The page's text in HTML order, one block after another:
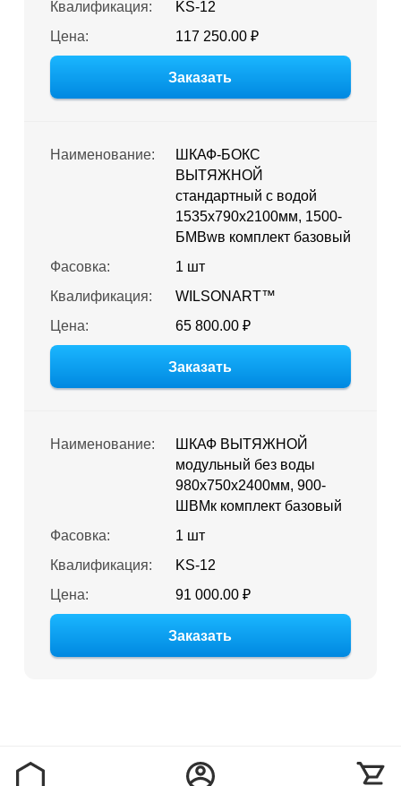
Квалификация:
KS-12
Цена:
117 250.00 ₽
Заказать
Наименование:
ШКАФ-БОКС
ВЫТЯЖНОЙ
стандартный с водой
1535х790х2100мм, 1500-
БМВwв комплект базовый
Фасовка:
1 шт
Квалификация:
WILSONART™
Цена:
65 800.00 ₽
Заказать
Наименование:
ШКАФ ВЫТЯЖНОЙ
модульный без воды
980х750х2400мм, 900-
ШВМк комплект базовый
Фасовка:
1 шт
Квалификация:
KS-12
Цена:
91 000.00 ₽
Заказать